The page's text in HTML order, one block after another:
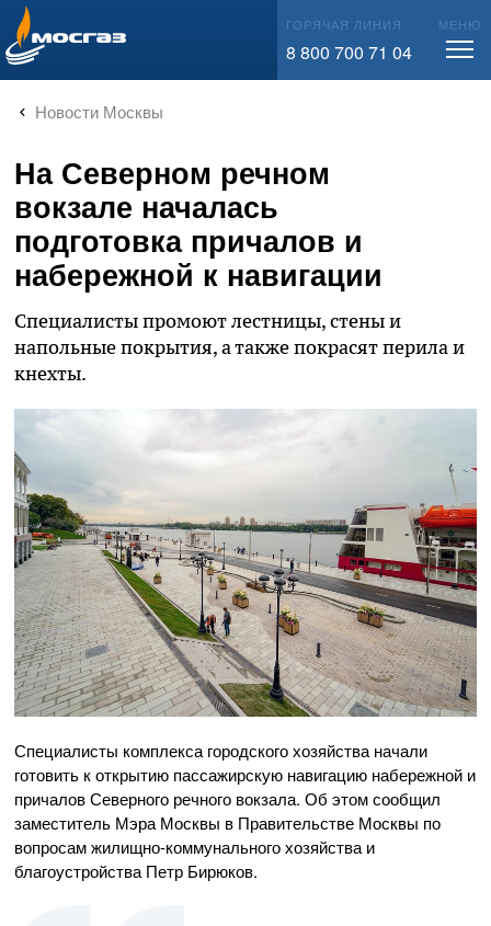
info@mos-gaz.ru ГОРЯЧАЯ ЛИНИЯ
8 800 700 71 04
МЕНЮ
Новости Москвы
На Северном речном
вокзале началась
подготовка причалов и
набережной к навигации
Специалисты промоют лестницы, стены и
напольные покрытия, а также покрасят перила и
кнехты.
Специалисты комплекса городского хозяйства начали
готовить к открытию пассажирскую навигацию набережной и
причалов Северного речного вокзала. Об этом сообщил
заместитель Мэра Москвы в Правительстве Москвы по
вопросам жилищно-коммунального хозяйства и
благоустройства Петр Бирюков.